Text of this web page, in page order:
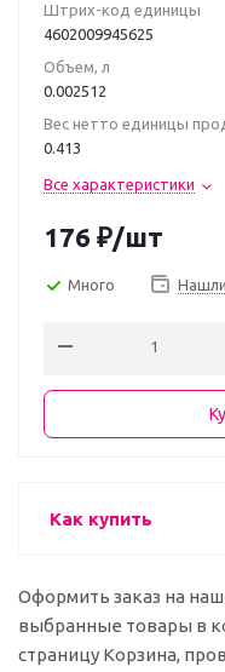
Штрих-код единицы
4602009945625
Объем, л
0.002512
Вес нетто единицы
0.413
Все характеристики
176 ₽/шт
Много
Как купить
Оформить заказ на
выбранные товары в
страницу Корзина,